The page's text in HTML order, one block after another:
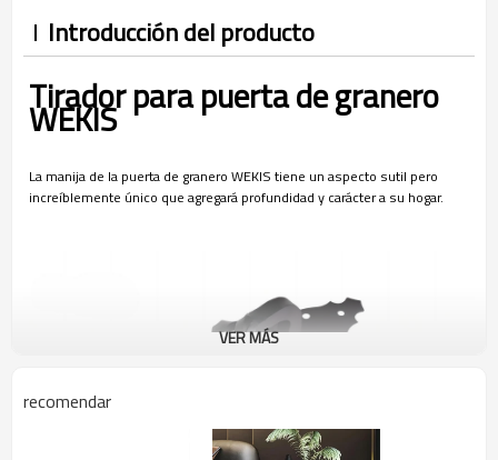
Introducción del producto
Tirador para puerta de granero
WEKIS
La manija de la puerta de granero WEKIS tiene un aspecto sutil pero
increíblemente único que agregará profundidad y carácter a su hogar.
VER MÁS
recomendar